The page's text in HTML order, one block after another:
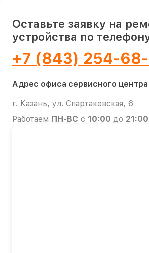
Оставьте заявку на
устройства по
+7 (843) 254-68-
Адрес офиса сервисного центра
г. Казань, ул. Спартаковская, 6
Работаем ПН-ВС с 10:00 до 21:00